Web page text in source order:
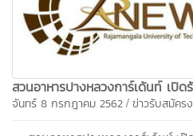
สวนอาหารปางหลวงการ์เด้นท์ เปิ
จันทร์ 8 กรกฎาคม 2562 / ข่าวรับสมัคร